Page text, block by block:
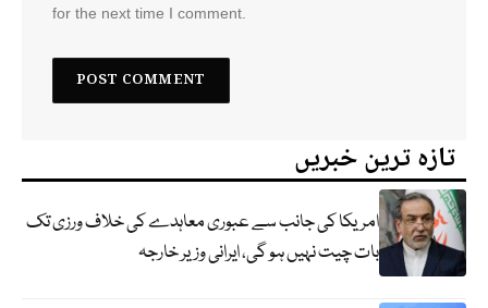
for the next time I comment.
تازہ ترین خبریں
امریکا کی جانب سے عبوری معاہدے کی خلاف ورزی تک
بات چیت نہیں ہو گی، ایرانی وزیر خارجہ